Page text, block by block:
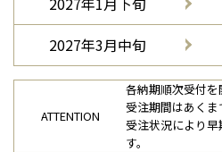
2027年3月中旬
ATTENTION
各納期順次受付を
受注期間はあくま
受注状況により
す。